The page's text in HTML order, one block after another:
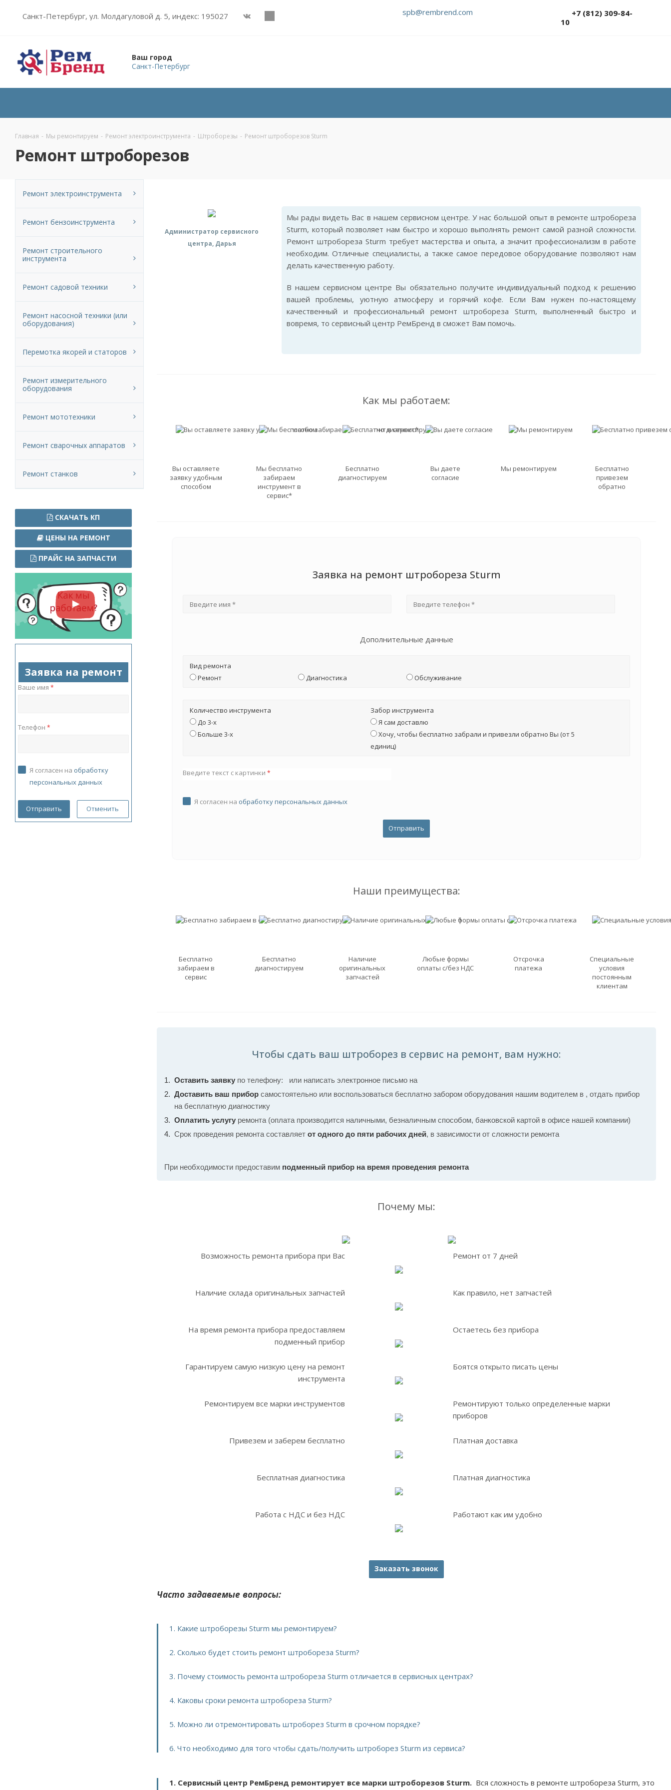
Санкт-Петербург, ул. Молдагуловой д. 5, индекс: 195027 spb@rembrend.com
+7 (812) 309-84-
10
Ваш город
Санкт-Петербург
Главная - Мы ремонтируем - Ремонт электроинструмента - Штроборезы - Ремонт штроборезов Sturm
Ремонт штроборезов
Администратор сервисного
центра, Дарья
Мы рады видеть Вас в нашем сервисном центре. У нас большой опыт в ремонте штробореза
Sturm, который позволяет нам быстро и хорошо выполнять ремонт самой разной сложности.
Ремонт штробореза Sturm требует мастерства и опыта, а значит профессионализм в работе
необходим. Отличные специалисты, а также самое передовое оборудование позволяют нам
делать качественную работу.
В нашем сервисном центре Вы обязательно получите индивидуальный подход к решению
вашей проблемы, уютную атмосферу и горячий кофе. Если Вам нужен по-настоящему
качественный и профессиональный ремонт штробореза Sturm, выполненный быстро и
вовремя, то сервисный центр РемБренд в сможет Вам помочь.
Как мы работаем:
Вы оставляете
заявку удобным
способом
Мы бесплатно
забираем
инструмент в
сервис*
Бесплатно
диагностируем
Вы даете
согласие
Мы ремонтируем
Бесплатно
привезем
обратно
Заявка на ремонт штробореза Sturm
Дополнительные данные
Вид ремонта
Ремонт
Диагностика Обслуживание
Количество инструмента
До 3-х
Больше 3-х
Забор инструмента
Я сам доставлю
Хочу, чтобы бесплатно забрали и привезли обратно Вы (от 5
единиц)
Введите текст с картинки *
Я согласен на обработку персональных данных
Наши преимущества:
Бесплатно
забираем в
сервис
Бесплатно
диагностируем
Наличие
оригинальных
запчастей
Любые формы
оплаты с/без НДС
Отсрочка
платежа
Специальные
условия
постоянным
клиентам
Чтобы сдать ваш штроборез в сервис на ремонт, вам нужно:
Оставить заявку по телефону:
или написать электронное письмо на
Доставить ваш прибор самостоятельно или воспользоваться бесплатно забором оборудования нашим водителем в , отдать прибор
на бесплатную диагностику
Оплатить услугу ремонта (оплата производится наличными, безналичным способом, банковской картой в офисе нашей компании)
Срок проведения ремонта составляет от одного до пяти рабочих дней, в зависимости от сложности ремонта
При необходимости предоставим подменный прибор на время проведения ремонта
Почему мы:
Возможность ремонта прибора при Вас
Наличие склада оригинальных запчастей
На время ремонта прибора предоставляем
подменный прибор
Гарантируем самую низкую цену на ремонт
инструмента
Ремонтируем все марки инструментов
Привезем и заберем бесплатно
Бесплатная диагностика
Работа с НДС и без НДС
Ремонт от 7 дней
Как правило, нет запчастей
Остаетесь без прибора
Боятся открыто писать цены
Ремонтируют только определенные марки
приборов
Платная доставка
Платная диагностика
Работают как им удобно
Заказать звонок
Часто задаваемые вопросы:
1. Какие штроборезы Sturm мы ремонтируем?
2. Сколько будет стоить ремонт штробореза Sturm?
3. Почему стоимость ремонта штробореза Sturm отличается в сервисных центрах?
4. Каковы сроки ремонта штробореза Sturm?
5. Можно ли отремонтировать штроборез Sturm в срочном порядке?
6. Что необходимо для того чтобы сдать/получить штроборез Sturm из сервиса?
1. Сервисный центр РемБренд ремонтирует все марки штроборезов Sturm. Вся сложность в ремонте штробореза Sturm, это
Ремонт электроинструмента
Ремонт бензоинструмента
Ремонт строительного
инструмента
Ремонт садовой техники
Ремонт насосной техники (или
оборудования)
Перемотка якорей и статоров
Ремонт измерительного
оборудования
Ремонт мототехники
Ремонт сварочных аппаратов
Ремонт станков
СКАЧАТЬ КП
ЦЕНЫ НА РЕМОНТ
ПРАЙС НА ЗАПЧАСТИ
Заявка на ремонт
Ваше имя *
Телефон *
Я согласен на обработку
персональных данных
Отменить